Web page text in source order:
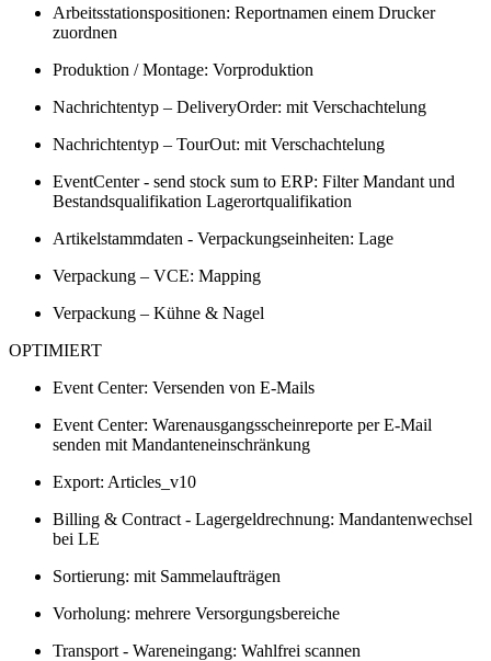
Arbeitsstationspositionen: Reportnamen einem Drucker
zuordnen
Produktion / Montage: Vorproduktion
Nachrichtentyp – DeliveryOrder: mit Verschachtelung
Nachrichtentyp – TourOut: mit Verschachtelung
EventCenter - send stock sum to ERP: Filter Mandant und
Bestandsqualifikation Lagerortqualifikation
Artikelstammdaten - Verpackungseinheiten: Lage
Verpackung – VCE: Mapping
Verpackung – Kühne & Nagel
OPTIMIERT
Event Center: Versenden von E-Mails
Event Center: Warenausgangsscheinreporte per E-Mail
senden mit Mandanteneinschränkung
Export: Articles_v10
Billing & Contract - Lagergeldrechnung: Mandantenwechsel
bei LE
Sortierung: mit Sammelaufträgen
Vorholung: mehrere Versorgungsbereiche
Transport - Wareneingang: Wahlfrei scannen